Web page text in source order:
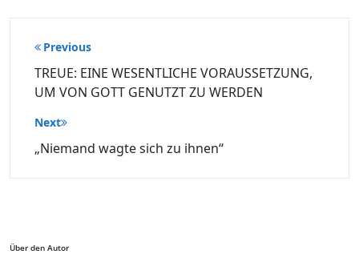
Beitragsnavigation
Previous
TREUE: EINE WESENTLICHE VORAUSSETZUNG,
UM VON GOTT GENUTZT ZU WERDEN
Next
„Niemand wagte sich zu ihnen“
Über den Autor